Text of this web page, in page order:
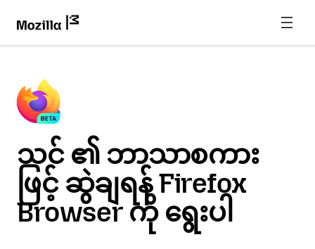
သင် ၏ ဘာသာစကား
ဖြင့် ဆွဲချရန် Firefox
Browser ကို ရွေးပါ